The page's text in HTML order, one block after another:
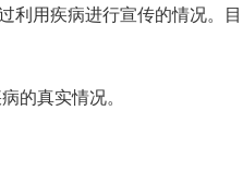
利用疾病进行宣传的情况。目
的真实情况。